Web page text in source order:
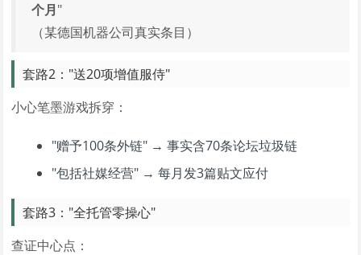
个月"
（某德国机器公司真实条目）
套路2："送20项增值服侍"
小心笔墨游戏拆穿：
"赠予100条外链" → 事实含70条论坛垃圾链
"包括社媒经营" → 每月发3篇贴文应付
套路3："全托管零操心"
查证中心点：